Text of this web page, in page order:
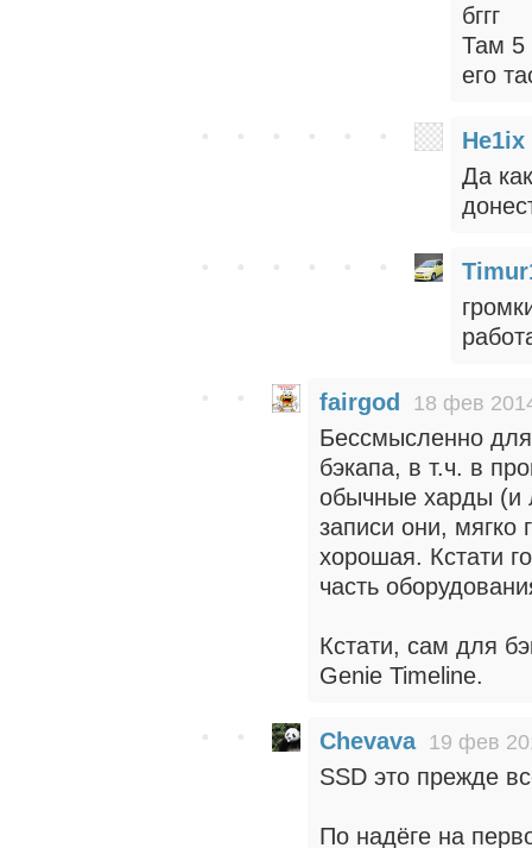
бггг
Там 5
его
He1ix
Да
fairgod 18 фев
Бессмысленно
бэкапа, в т.ч. в
обычные харды (и
записи они, мягко
хорошая. Кстати
часть
Кстати, сам для
Genie Timeline.
Chevava 19 фев
SSD это прежде
По надёге на